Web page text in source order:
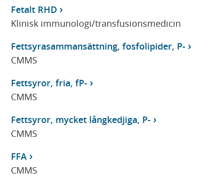
Fetalt RHD
Klinisk immunologi/transfusionsmedicin
Fettsyrasammansättning, fosfolipider, P-
CMMS
Fettsyror, fria, fP-
CMMS
Fettsyror, mycket långkedjiga, P-
CMMS
FFA
CMMS